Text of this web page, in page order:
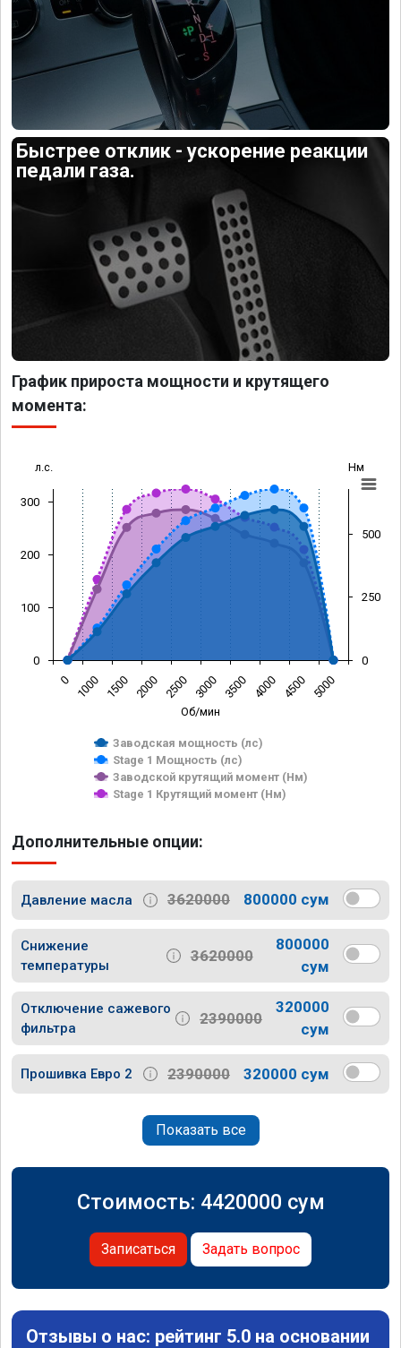
Быстрее отклик - ускорение реакции
педали газа.
График прироста мощности и крутящего
момента:
Об/мин
л.с. Нм
Заводская мощность (лс)
Stage 1 Мощность (лс)
Заводской крутящий момент (Нм)
Stage 1 Крутящий момент (Нм)
0 1000 1500 2000 2500 3000 3500 4000 4500 5000
0
100
200
300
0
250
500
Дополнительные опции:
Давление масла 3620000 800000 сум
Снижение
температуры
3620000
800000
сум
Отключение сажевого
фильтра
2390000
320000
сум
Прошивка Евро 2 2390000 320000 сум
Показать все
Стоимость: 4420000 сум
Записаться Задать вопрос
Отзывы о нас: рейтинг 5.0 на основании